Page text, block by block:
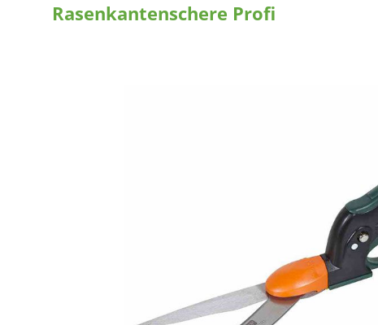
Rasenkantenschere Profi